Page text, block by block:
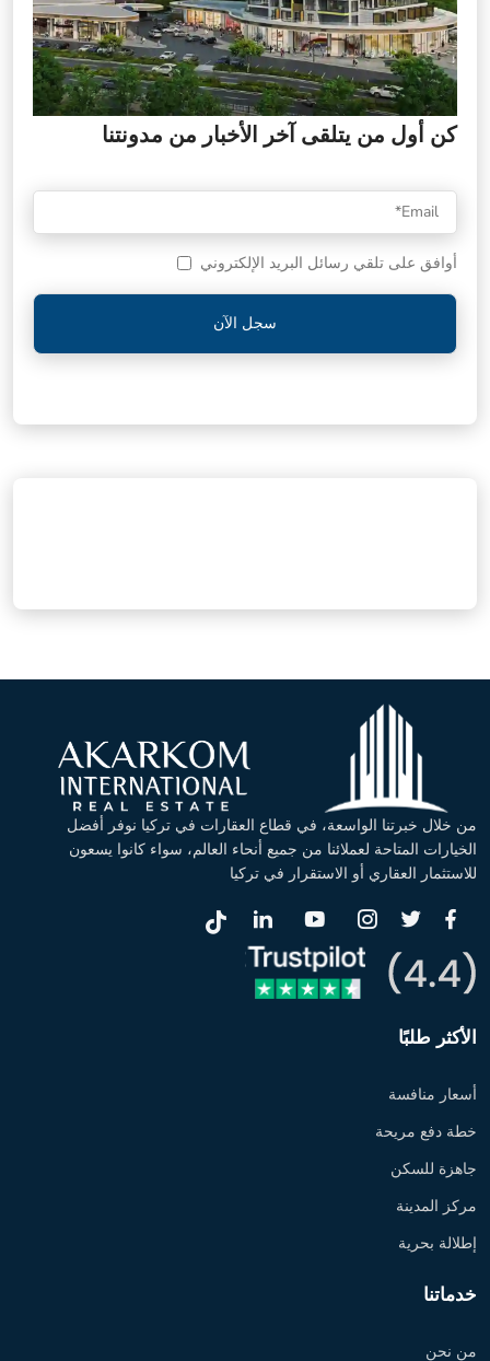
كن أول من يتلقى آخر الأخبار من مدونتنا
أوافق على تلقي رسائل البريد الإلكتروني
سجل الآن
من خلال خبرتنا الواسعة، في قطاع العقارات في تركيا نوفر أفضل
الخيارات المتاحة لعملائنا من جميع أنحاء العالم، سواء كانوا يسعون
للاستثمار العقاري أو الاستقرار في تركيا
الأكثر طلبًا
أسعار منافسة
خطة دفع مريحة
جاهزة للسكن
مركز المدينة
إطلالة بحرية
خدماتنا
من نحن